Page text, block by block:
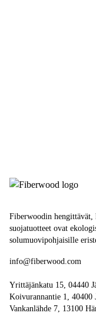
Fiberwoodin hengittävät,
suojatuotteet ovat
solumuovipohjaisille
info@fiberwood.com
Yrittäjänkatu 15, 04440
Koivurannantie 1, 40400
Vankanlähde 7, 13100